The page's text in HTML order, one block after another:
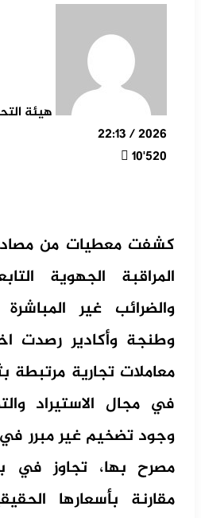
هيئة
2026 / 22:13
10٬520
كشفت معطيات من
المراقبة الجهوية
والضرائب غير
وطنجة وأكادير رصدت
معاملات تجارية
في مجال الاستيراد
وجود تضخيم غير مبرر
مقارنة بأسعارها